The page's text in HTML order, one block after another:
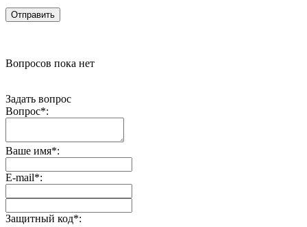
Вопросов пока нет
Задать вопрос
Вопрос*:
Ваше имя*:
E-mail*:
Защитный код*: